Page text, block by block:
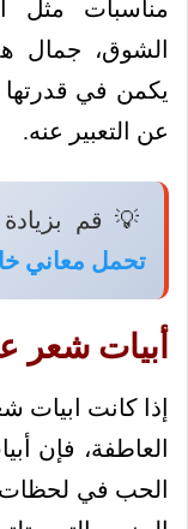
مناسبات مثل
الشوق، جمال
يكمن في
عن التعبير عنه.
💡 قم
تحمل معاني
أبيات شعر
إذا كانت ابيات
العاطفة، فإن
الحب في لحظات